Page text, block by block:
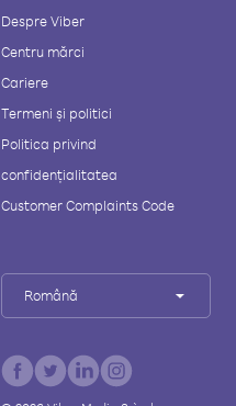
Despre Viber
Centru mărci
Cariere
Termeni și politici
Politica privind
confidențialitatea
Customer Complaints Code
Română